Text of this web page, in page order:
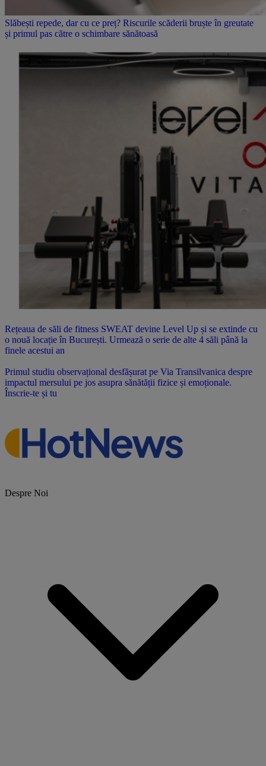
Slăbești repede, dar cu ce preț? Riscurile scăderii bruște în greutate
și primul pas către o schimbare sănătoasă
Rețeaua de săli de fitness SWEAT devine Level Up și se extinde cu
o nouă locație în București. Urmează o serie de alte 4 săli până la
finele acestui an
Primul studiu observațional desfășurat pe Via Transilvanica despre
impactul mersului pe jos asupra sănătății fizice și emoționale.
Înscrie-te și tu
Despre Noi